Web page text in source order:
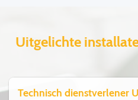
Uitgelichte
Technisch dienstverlener